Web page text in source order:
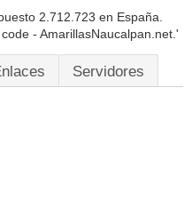
2.712.723 en España.
- AmarillasNaucalpan.net.'
Servidores